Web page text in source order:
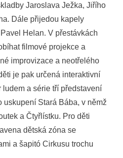
Jaroslava Ježka, Jiřího
Dále přijedou kapely
Helan. V přestávkách
filmové projekce a
improvizace a neotřelého
je pak určená interaktivní
a série tří představení
Stará Bába, v němž
a Čtyřlístku. Pro děti
dětská zóna se
a šapitó Cirkusu trochu